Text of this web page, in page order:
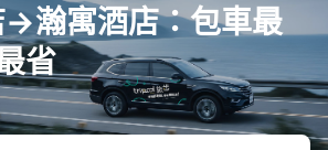
→瀚寓酒店：包車最
省